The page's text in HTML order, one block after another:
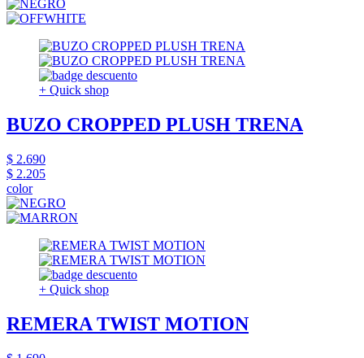
+ Quick shop
BUZO CROPPED PLUSH TRENA
$ 2.690
$ 2.205
color
+ Quick shop
REMERA TWIST MOTION